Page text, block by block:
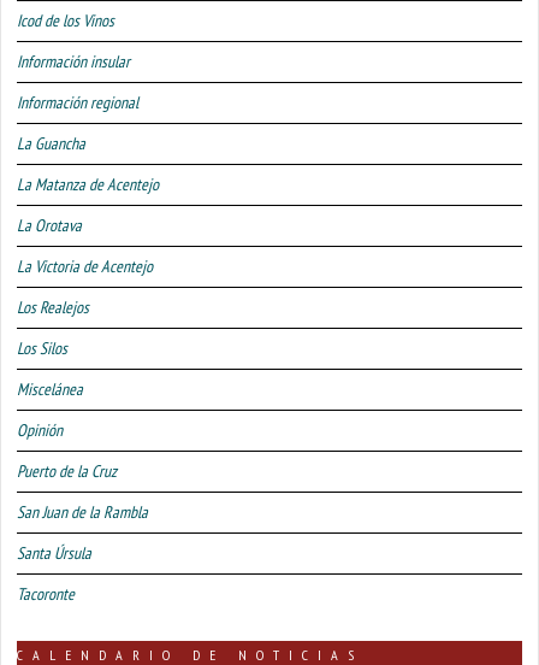
Icod de los Vinos
Información insular
Información regional
La Guancha
La Matanza de Acentejo
La Orotava
La Victoria de Acentejo
Los Realejos
Los Silos
Miscelánea
Opinión
Puerto de la Cruz
San Juan de la Rambla
Santa Úrsula
Tacoronte
CALENDARIO DE NOTICIAS